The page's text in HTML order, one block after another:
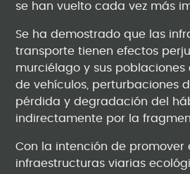
se han vuelto cada vez más
Se ha demostrado que las
transporte tienen efectos
murciélago y sus poblaciones
de vehículos, perturbaciones
pérdida y degradación del
indirectamente por la
Con la intención de promover
infraestructuras viarias